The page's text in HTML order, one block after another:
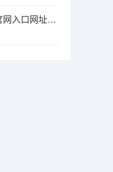
山西招生考试网官网入口网址：http://www.sxkszx.cn/ 山西招生考试网官网报名系统登录网址：http://www.sxkszx.cn/index.html